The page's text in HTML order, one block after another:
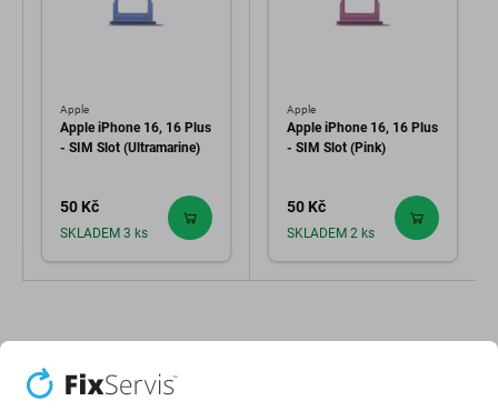
Apple
Apple iPhone 16, 16 Plus
- SIM Slot (Ultramarine)
50 Kč
SKLADEM 3 ks
Apple
Apple iPhone 16, 16 Plus
- SIM Slot (Pink)
50 Kč
SKLADEM 2 ks